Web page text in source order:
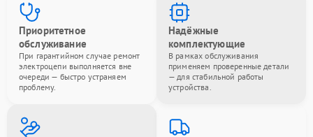
Приоритетное
обслуживание
При гарантийном случае ремонт
электроцепи выполняется вне
очереди — быстро устраняем
проблему.
Надёжные
комплектующие
В рамках обслуживания
применяем проверенные детали
— для стабильной работы
устройства.